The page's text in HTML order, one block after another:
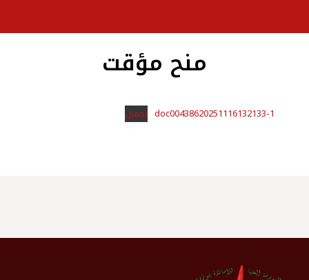
منح مؤقت
doc00438620251116132133-1 تحميل